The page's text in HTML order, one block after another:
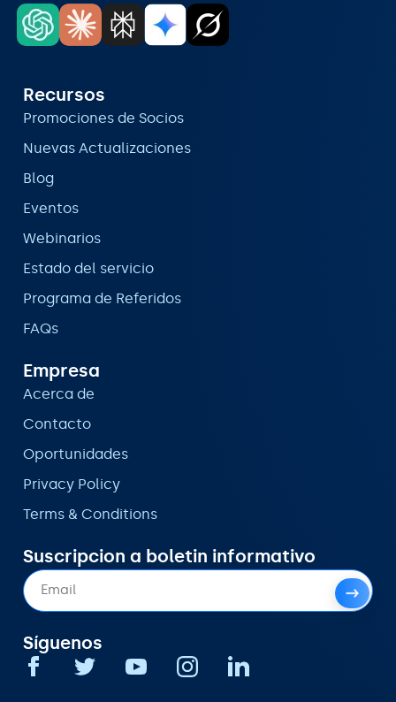
Recursos
Promociones de Socios
Nuevas Actualizaciones
Blog
Eventos
Webinarios
Estado del servicio
Programa de Referidos
FAQs
Empresa
Acerca de
Contacto
Oportunidades
Privacy Policy
Terms & Conditions
Suscripcion a boletin informativo
Síguenos